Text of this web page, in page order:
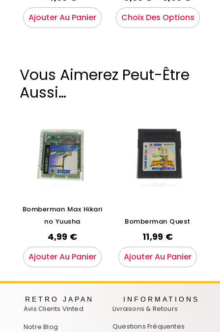
Ajouter Au Panier Choix Des Options
Vous Aimerez Peut-Être
Aussi…
Bomberman Max Hikari
no Yuusha
4,99 €
Ajouter Au Panier
Bomberman Quest
11,99 €
Ajouter Au Panier
RETRO JAPAN
Avis Clients Vinted
Notre Blog
INFORMATIONS
Livraisons & Retours
Questions Fréquentes